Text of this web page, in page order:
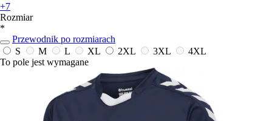
+7
Rozmiar
*
Przewodnik po rozmiarach
S
M L XL 2XL 3XL
4XL
To pole jest wymagane